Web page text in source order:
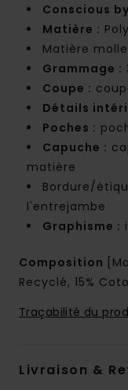
Conscious
Matière :
Matière
Grammage :
Coupe :
Détails
Poches :
Capuche :
matière
Bordure/
l'entrejambe
Graphisme :
Composition
Recyclé, 15%
Traçabilité du
Livraison &